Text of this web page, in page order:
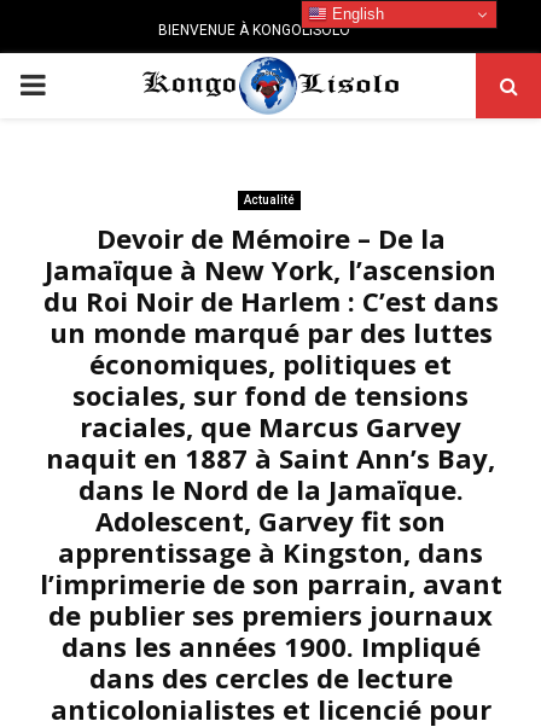
BIENVENUE À KONGOLISOLO
PRIMARY
Actualité
Devoir de Mémoire – De la
Jamaïque à New York, l’ascension
du Roi Noir de Harlem : C’est dans
un monde marqué par des luttes
économiques, politiques et
sociales, sur fond de tensions
raciales, que Marcus Garvey
naquit en 1887 à Saint Ann’s Bay,
dans le Nord de la Jamaïque.
Adolescent, Garvey fit son
apprentissage à Kingston, dans
l’imprimerie de son parrain, avant
de publier ses premiers journaux
dans les années 1900. Impliqué
dans des cercles de lecture
anticolonialistes et licencié pour
English